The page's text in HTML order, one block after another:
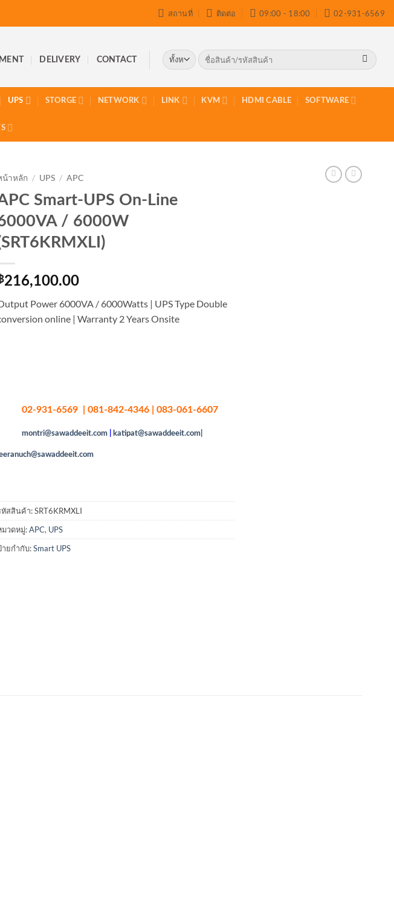
สถานที่ ติดต่อ 09:00 - 18:00 02-931-6569
DELIVERY CONTACT
ค้นหา:
UPS STORGE NETWORK LINK KVM HDMI CABLE SOFTWARE
น้าหลัก / UPS / APC
Smart-UPS On-Line
/ 6000W
฿216,100.00
Power 6000VA / 6000Watts | UPS Type Double
online | Warranty 2 Years Onsite
02-931-6569 | 081-842-4346 | 083-061-6607
montri@sawaddeeit.com katipat@sawaddeeit.com|
หัสสินค้า:SRT6KRMXLI
มวดหมู่:APC, UPS
ายกำกับ:Smart UPS